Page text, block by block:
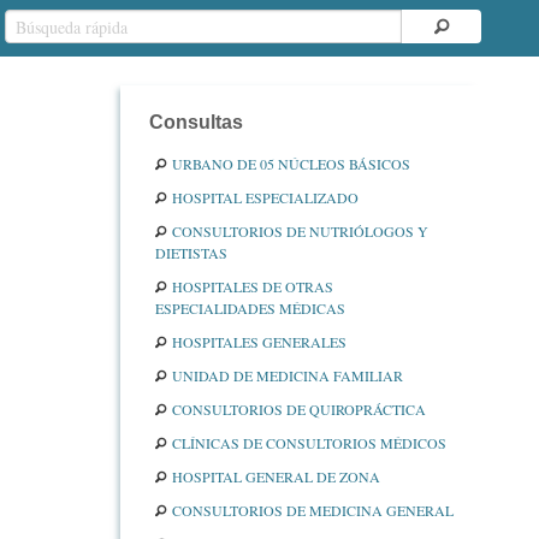
Consultas
URBANO DE 05 NÚCLEOS BÁSICOS
HOSPITAL ESPECIALIZADO
CONSULTORIOS DE NUTRIÓLOGOS Y
DIETISTAS
HOSPITALES DE OTRAS
ESPECIALIDADES MÉDICAS
HOSPITALES GENERALES
UNIDAD DE MEDICINA FAMILIAR
CONSULTORIOS DE QUIROPRÁCTICA
CLÍNICAS DE CONSULTORIOS MÉDICOS
HOSPITAL GENERAL DE ZONA
CONSULTORIOS DE MEDICINA GENERAL